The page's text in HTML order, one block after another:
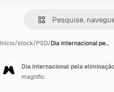
Início/stock/PSD/Dia internacional pe…
Dia internacional pela
magnific